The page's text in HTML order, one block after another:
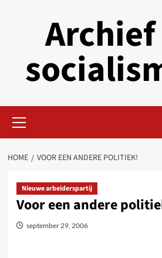
Menu
HOME VOOR EEN ANDERE POLITIEK!
Nieuwe arbeiderspartij
Voor een andere
september 29, 2006